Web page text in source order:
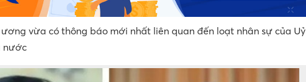
vừa có thông báo mới nhất liên quan đến loạt nhân sự của Uỷ
nước